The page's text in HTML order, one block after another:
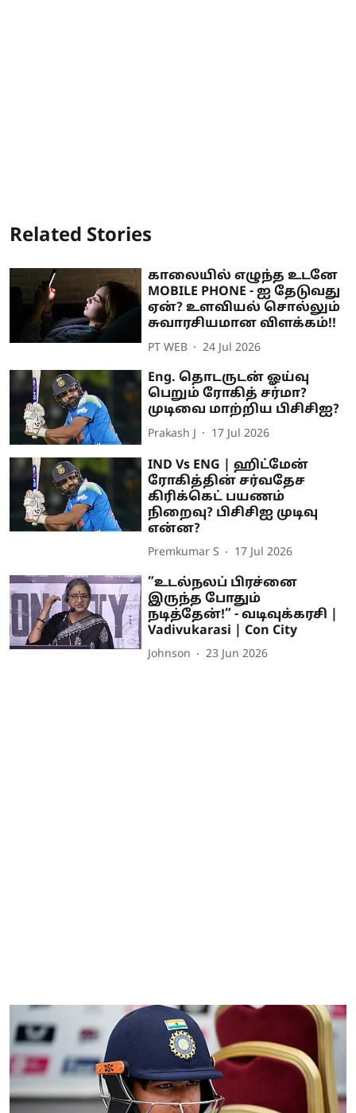
Related Stories
காலையில் எழுந்த உடனே
MOBILE PHONE - ஐ தேடுவது
ஏன்? உளவியல் சொல்லும்
சுவாரசியமான விளக்கம்!!
PT WEB 24 Jul 2026
Eng. தொடருடன் ஓய்வு
பெறும் ரோகித் சர்மா?
முடிவை மாற்றிய பிசிசிஐ?
Prakash J 17 Jul 2026
IND Vs ENG | ஹிட்மேன்
ரோகித்தின் சர்வதேச
கிரிக்கெட் பயணம்
நிறைவு? பிசிசிஐ முடிவு
என்ன?
Premkumar S 17 Jul 2026
”உடல்நலப் பிரச்னை
இருந்த போதும்
நடித்தேன்!” - வடிவுக்கரசி |
Vadivukarasi | Con City
Johnson 23 Jun 2026